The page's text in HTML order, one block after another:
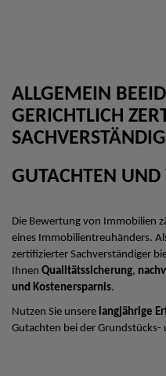
ALLGEMEIN
GERICHTLICH
GUTACHTEN UND
Die Bewertung von Immobilien
eines Immobilientreuhänders.
zertifizierter Sachverständiger
Ihnen Qualitätssicherung,
und Kostenersparnis.
Nutzen Sie unsere langjährige
Gutachten bei der